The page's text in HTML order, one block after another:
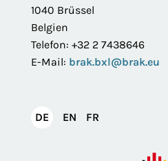
1040 Brüssel
Belgien
Telefon: +32 2 7438646
E-Mail: brak.bxl@brak.eu
DEDeutsch
EN English
FR